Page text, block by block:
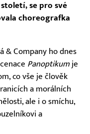
se pro své
choreografka
& Company ho dnes
Panoptikum je
co vše je člověk
a morálních
ale i o smíchu,
a